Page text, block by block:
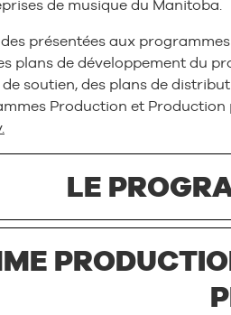
de musique du Manitoba.
présentées aux
plans de développement du
de soutien, des plans de
Production et Production
LE